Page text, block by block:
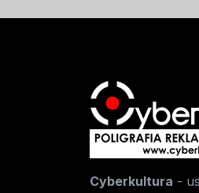
Cyberkultura -